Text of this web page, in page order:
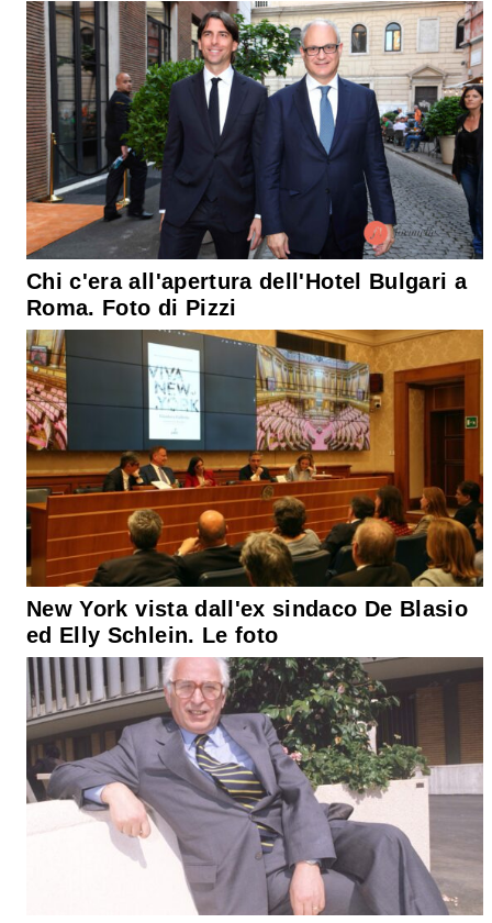
Chi c'era all'apertura dell'Hotel Bulgari a
Roma. Foto di Pizzi
New York vista dall'ex sindaco De Blasio
ed Elly Schlein. Le foto